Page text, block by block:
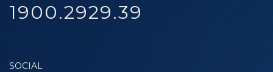
1900.2929.39
SOCIAL